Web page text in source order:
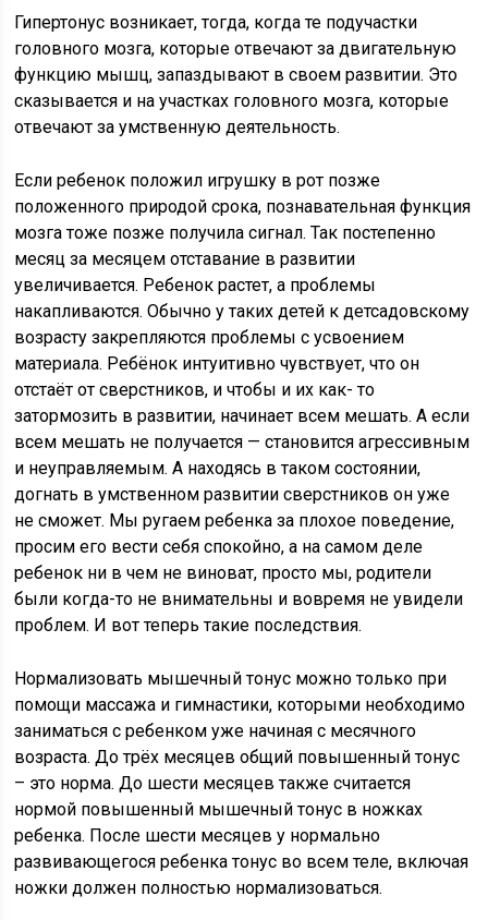
Гипертонус возникает, тогда, когда те подучастки
головного мозга, которые отвечают за двигательную
функцию мышц, запаздывают в своем развитии. Это
сказывается и на участках головного мозга, которые
отвечают за умственную деятельность.
Если ребенок положил игрушку в рот позже
положенного природой срока, познавательная функция
мозга тоже позже получила сигнал. Так постепенно
месяц за месяцем отставание в развитии
увеличивается. Ребенок растет, а проблемы
накапливаются. Обычно у таких детей к детсадовскому
возрасту закрепляются проблемы с усвоением
материала. Ребёнок интуитивно чувствует, что он
отстаёт от сверстников, и чтобы и их как- то
затормозить в развитии, начинает всем мешать. А если
всем мешать не получается — становится агрессивным
и неуправляемым. А находясь в таком состоянии,
догнать в умственном развитии сверстников он уже
не сможет. Мы ругаем ребенка за плохое поведение,
просим его вести себя спокойно, а на самом деле
ребенок ни в чем не виноват, просто мы, родители
были когда-то не внимательны и вовремя не увидели
проблем. И вот теперь такие последствия.
Нормализовать мышечный тонус можно только при
помощи массажа и гимнастики, которыми необходимо
заниматься с ребенком уже начиная с месячного
возраста. До трёх месяцев общий повышенный тонус
– это норма. До шести месяцев также считается
нормой повышенный мышечный тонус в ножках
ребенка. После шести месяцев у нормально
развивающегося ребенка тонус во всем теле, включая
ножки должен полностью нормализоваться.